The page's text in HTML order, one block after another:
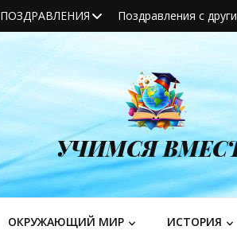
ПОЗДРАВЛЕНИЯ Поздравления с
УЧИМСЯ
ОКРУЖАЮЩИЙ МИР ИСТОРИЯ